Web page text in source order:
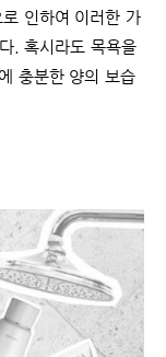
인하여 이러한 가
. 혹시라도 목욕을
충분한 양의 보습